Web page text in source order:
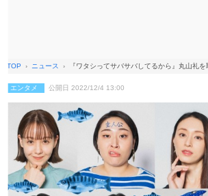
TOP ニュース 『ワタシってサバサバしてるから』丸山礼
エンタメ 公開日 2022/12/4 13:00